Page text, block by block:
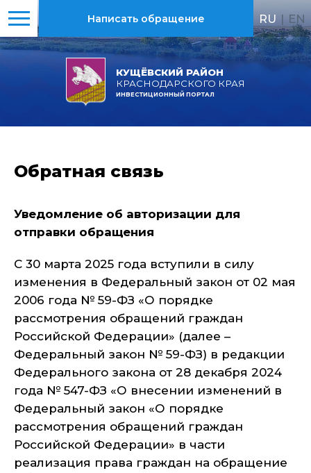
КУЩЁВСКИЙ РАЙОН
КРАСНОДАРСКОГО КРАЯ
ИНВЕСТИЦИОННЫЙ ПОРТАЛ
Написать обращение RU | EN
Обратная связь
Уведомление об авторизации для
отправки обращения
С 30 марта 2025 года вступили в силу
изменения в Федеральный закон от 02 мая
2006 года № 59-ФЗ «О порядке
рассмотрения обращений граждан
Российской Федерации» (далее –
Федеральный закон № 59-ФЗ) в редакции
Федерального закона от 28 декабря 2024
года № 547-ФЗ «О внесении изменений в
Федеральный закон «О порядке
рассмотрения обращений граждан
Российской Федерации» в части
реализация права граждан на обращение